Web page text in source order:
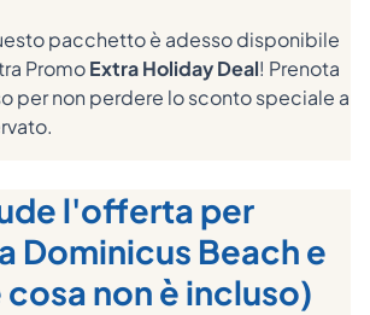
pacchetto è adesso disponibile
PromoExtra Holiday Deal! Prenota
per non perdere lo sconto speciale a
l'offerta per
Dominicus Beach e
cosa non è incluso)